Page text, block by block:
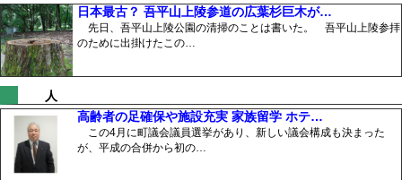
日本最古？ 吾平山上陵参道の広葉杉巨木が…
先日、吾平山上陵公園の清掃のことは書いた。 吾平山上陵参拝
のために出掛けたこの…
人
高齢者の足確保や施設充実 家族留学 ホテ…
この4月に町議会議員選挙があり、新しい議会構成も決まった
が、平成の合併から初の…